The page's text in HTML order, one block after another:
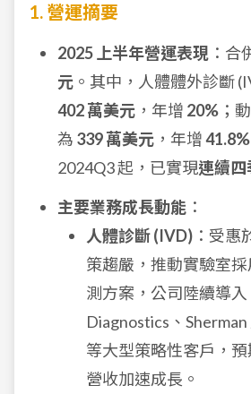
1. 營運摘要
2025 上半年營運表現 ：合
元 。其中，人體體外診斷
402 萬美元 ，年增 20% ；
為 339 萬美元 ，年增41.8%
2024Q3 起，已實現連續四
主要業務成長動能 ：
人體診斷 (IVD) ：受惠
策趨嚴，推動實驗室
測方案，公司陸續導入
Diagnostics、
等大型策略性客戶，
營收加速成長。